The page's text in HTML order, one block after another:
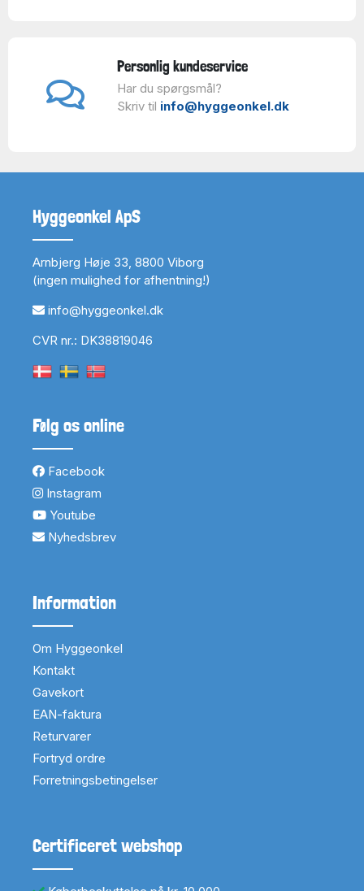
Personlig kundeservice
Har du spørgsmål?
Skriv til info@hyggeonkel.dk
Hyggeonkel ApS
Arnbjerg Høje 33, 8800 Viborg
(ingen mulighed for afhentning!)
info@hyggeonkel.dk
CVR nr.: DK38819046
Følg os online
Facebook
Instagram
Youtube
Nyhedsbrev
Information
Om Hyggeonkel
Kontakt
Gavekort
EAN-faktura
Returvarer
Fortryd ordre
Forretningsbetingelser
Certificeret webshop